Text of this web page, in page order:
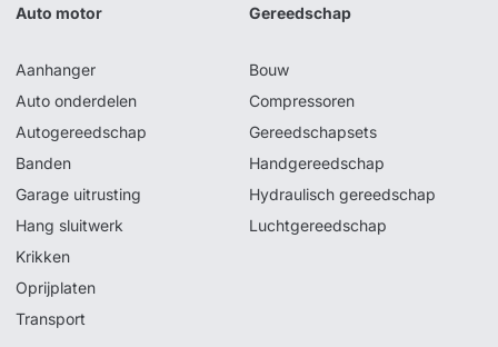
Auto motor
Aanhanger
Auto onderdelen
Autogereedschap
Banden
Garage uitrusting
Hang sluitwerk
Krikken
Oprijplaten
Transport
Gereedschap
Bouw
Compressoren
Gereedschapsets
Handgereedschap
Hydraulisch gereedschap
Luchtgereedschap